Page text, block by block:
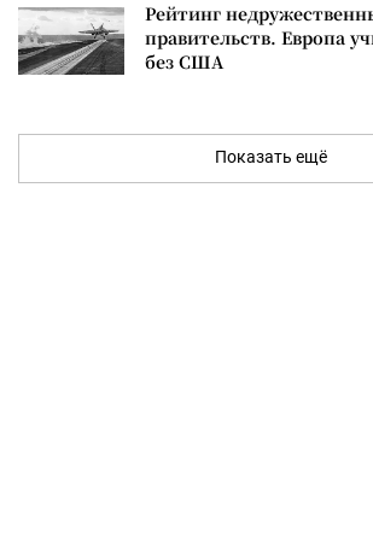
Рейтинг
правительств. Европа
без США
Показать ещё